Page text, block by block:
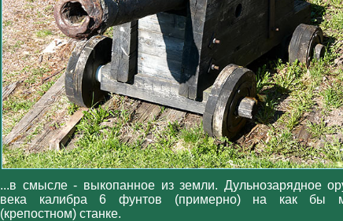
...в смысле - выкопанное из земли. Дульнозарядное
века калибра 6 фунтов (примерно) на как бы
(крепостном) станке.